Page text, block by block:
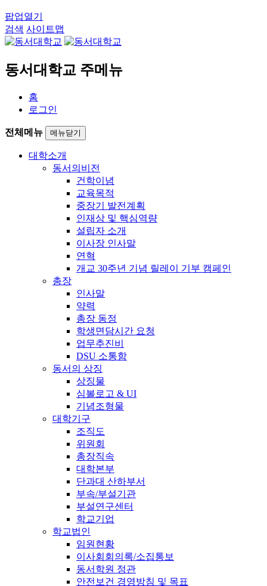
팝업열기
검색 사이트맵
동서대학교 주메뉴
홈
로그인
전체메뉴 메뉴닫기
대학소개
동서의비전
건학이념
교육목적
중장기 발전계획
인재상 및 핵심역량
설립자 소개
이사장 인사말
연혁
개교 30주년 기념 릴레이 기부 캠페인
총장
인사말
약력
총장 동정
학생면담시간 요청
업무추진비
DSU 소통함
동서의 상징
상징물
심볼로고 & UI
기념조형물
대학기구
조직도
위원회
총장직속
대학본부
단과대 산하부서
부속/부설기관
부설연구센터
학교기업
학교법인
임원현황
이사회회의록/소집통보
동서학원 정관
안전보건 경영방침 및 목표